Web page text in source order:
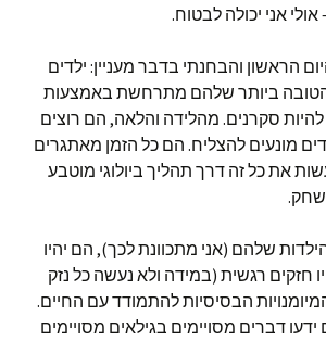
אני יכולה לבטוח.
הראשון והבחנתי בדבר מעניין: ילדים
ביותר שלהם מתרחשת באמצעות
להיות סקרנים. מהלידה והלאה, הם רוצים
מונעים להצליח. הם כל הזמן מאתגרים
את כל זה דרך תהליך ביולוגי מוטבע
שלהם (אני מתכוונת לכך), הם יהיו
חזקים רגשית (במידה ולא נעשה כל נזק
הבסיסיות להתמודד עם החיים.
דברים מסויימים בגילאים מסויימים